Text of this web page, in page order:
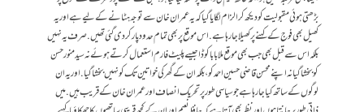
بڑھتی ہوئی مقبولیت کو دیکھ کر الزام لگایا گیا کہ یہ عمران خان سے توجہ ہٹانے کے لیے ہے اور یہ
کھیل بھی فوج کے کہنے پر کھیلا جارہا ہے. اس موقع پر بھی تمام حدود پار کردی گئی تھیں .صرف یہ نہیں
بلکہ اس سے قبل بھی جب بھی موقع ملا بابا کوڈا جیسے پلیٹ فارم استعمال کرتے ہوئے نہ سید منور حسن
کو بخشا گیا نہ اپنے محسن قاضی حسین احمد کو، بلکہ ان کے گھر کی خواتین تک کو نہیں بخشا گیا .اور یہ ان
لوگوں کے ساتھ کیا جارہا ہے جو سیاسی طور پر تحریک انصاف اور عمران خان کے قریب ہیں .میں